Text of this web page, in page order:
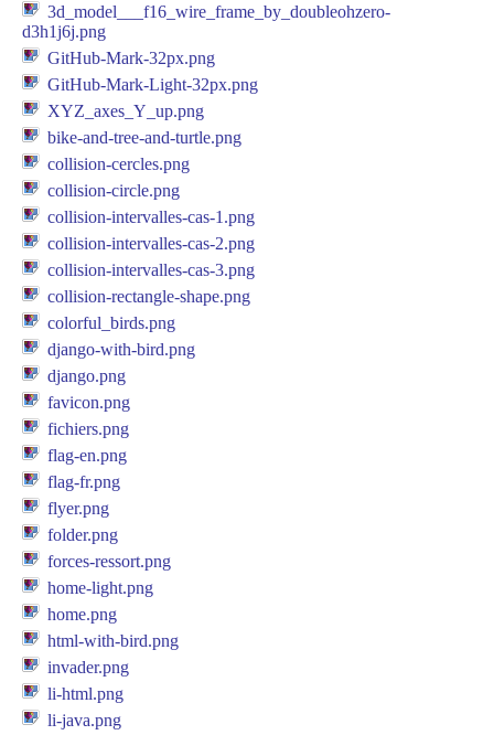
3d_model___f16_wire_frame_by_doubleohzero-
d3h1j6j.png
GitHub-Mark-32px.png
GitHub-Mark-Light-32px.png
XYZ_axes_Y_up.png
bike-and-tree-and-turtle.png
collision-cercles.png
collision-circle.png
collision-intervalles-cas-1.png
collision-intervalles-cas-2.png
collision-intervalles-cas-3.png
collision-rectangle-shape.png
colorful_birds.png
django-with-bird.png
django.png
favicon.png
fichiers.png
flag-en.png
flag-fr.png
flyer.png
folder.png
forces-ressort.png
home-light.png
home.png
html-with-bird.png
invader.png
li-html.png
li-java.png